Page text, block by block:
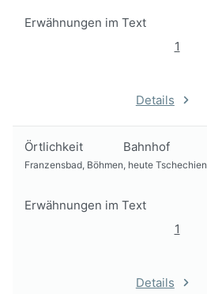
Erwähnungen im Text
1
Details
Örtlichkeit Bahnhof
Franzensbad, Böhmen, heute Tschechien
Erwähnungen im Text
1
Details